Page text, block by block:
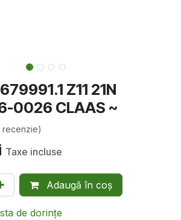
Z11 21N
0026 CLAAS ~
recenzie)
Taxe incluse
Adaugă în coș
de dorințe